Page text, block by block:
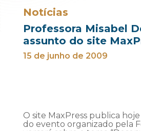
Notícias
Professora Misabel
assunto do site
15 de junho de 2009
O site MaxPress publica
do evento organizado pela